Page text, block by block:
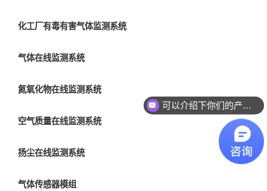
化工厂有毒有害气体监测系统
气体在线监测系统
氮氧化物在线监测系统
空气质量在线监测系统
扬尘在线监测系统
气体传感器模组
可以介绍下你们的产品么？